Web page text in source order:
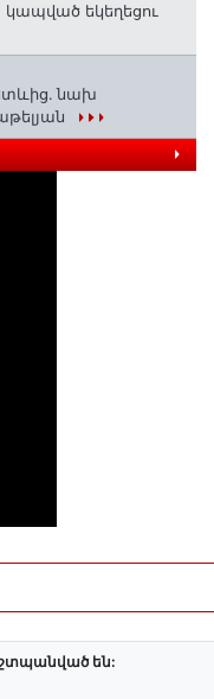
կապված եկեղեցու
նախ
են: